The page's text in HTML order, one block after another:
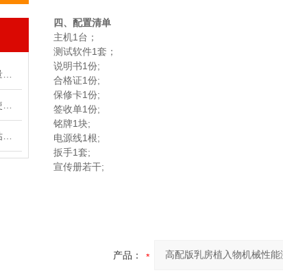
四、配置清单
主机1台；
测试软件1套；
说明书1份;
合格证1份;
保修卡1份;
签收单1份;
铭牌1块;
电源线1根;
扳手1套;
宣传册若干;
产品：